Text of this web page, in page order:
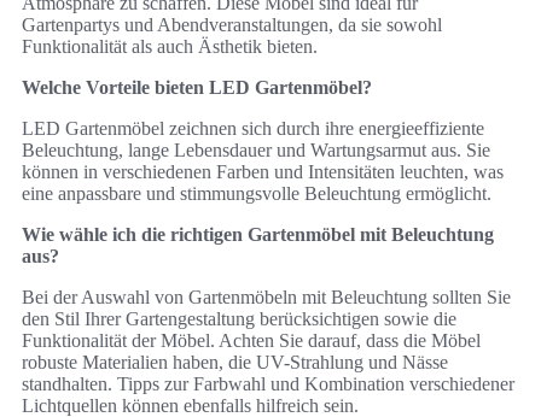
Gartenpartys und Abendveranstaltungen, da sie sowohl
Funktionalität als auch Ästhetik bieten.
Welche Vorteile bieten LED Gartenmöbel?
LED Gartenmöbel zeichnen sich durch ihre energieeffiziente
Beleuchtung, lange Lebensdauer und Wartungsarmut aus. Sie
können in verschiedenen Farben und Intensitäten leuchten, was
eine anpassbare und stimmungsvolle Beleuchtung ermöglicht.
Wie wähle ich die richtigen Gartenmöbel mit Beleuchtung
aus?
Bei der Auswahl von Gartenmöbeln mit Beleuchtung sollten Sie
den Stil Ihrer Gartengestaltung berücksichtigen sowie die
Funktionalität der Möbel. Achten Sie darauf, dass die Möbel
robuste Materialien haben, die UV-Strahlung und Nässe
standhalten. Tipps zur Farbwahl und Kombination verschiedener
Lichtquellen können ebenfalls hilfreich sein.